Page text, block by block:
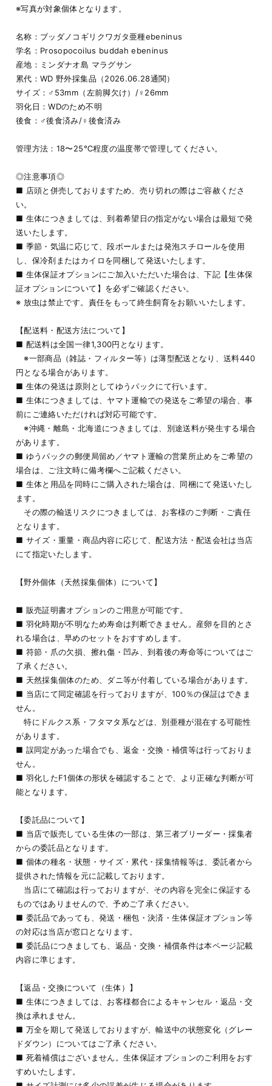
※写真が対象個体となります。
名称：ブッダノコギリクワガタ亜種ebeninus
学名：Prosopocoilus buddah ebeninus
産地：ミンダナオ島 マラグサン
累代：WD 野外採集品（2026.06.28通関）
サイズ：♂53mm（左前脚欠け）/♀26mm
羽化日：WDのため不明
後食：♂後食済み/♀後食済み
管理方法：18〜25℃程度の温度帯で管理してください。
◎注意事項◎
■ 店頭と併売しておりますため、売り切れの際はご容赦くださ
い。
■ 生体につきましては、到着希望日の指定がない場合は最短で発
送いたします。
■ 季節・気温に応じて、段ボールまたは発泡スチロールを使用
し、保冷剤またはカイロを同梱して発送いたします。
■ 生体保証オプションにご加入いただいた場合は、下記【生体保
証オプションについて】を必ずご確認ください。
※ 放虫は禁止です。責任をもって終生飼育をお願いいたします。
【配送料・配送方法について】
■ 配送料は全国一律1,300円となります。
※一部商品（雑誌・フィルター等）は薄型配送となり、送料440
円となる場合があります。
■ 生体の発送は原則としてゆうパックにて行います。
■ 生体につきましては、ヤマト運輸での発送をご希望の場合、事
前にご連絡いただければ対応可能です。
※沖縄・離島・北海道につきましては、別途送料が発生する場合
があります。
■ ゆうパックの郵便局留め／ヤマト運輸の営業所止めをご希望の
場合は、ご注文時に備考欄へご記載ください。
■ 生体と用品を同時にご購入された場合は、同梱にて発送いたし
ます。
その際の輸送リスクにつきましては、お客様のご判断・ご責任
となります。
■ サイズ・重量・商品内容に応じて、配送方法・配送会社は当店
にて指定いたします。
【野外個体（天然採集個体）について】
■ 販売証明書オプションのご用意が可能です。
■ 羽化時期が不明なため寿命は判断できません。産卵を目的とさ
れる場合は、早めのセットをおすすめします。
■ 符節・爪の欠損、擦れ傷・凹み、到着後の寿命等についてはご
了承ください。
■ 天然採集個体のため、ダニ等が付着している場合があります。
■ 当店にて同定確認を行っておりますが、100％の保証はできま
せん。
特にドルクス系・フタマタ系などは、別亜種が混在する可能性
があります。
■ 誤同定があった場合でも、返金・交換・補償等は行っておりま
せん。
■ 羽化したF1個体の形状を確認することで、より正確な判断が可
能となります。
【委託品について】
■ 当店で販売している生体の一部は、第三者ブリーダー・採集者
からの委託品となります。
■ 個体の種名・状態・サイズ・累代・採集情報等は、委託者から
提供された情報を元に記載しております。
当店にて確認は行っておりますが、その内容を完全に保証する
ものではありませんので、予めご了承ください。
■ 委託品であっても、発送・梱包・決済・生体保証オプション等
の対応は当店が窓口となります。
■ 委託品につきましても、返品・交換・補償条件は本ページ記載
内容に準じます。
【返品・交換について（生体）】
■ 生体につきましては、お客様都合によるキャンセル・返品・交
換は承れません。
■ 万全を期して発送しておりますが、輸送中の状態変化（グレー
ドダウン）についてはご了承ください。
■ 死着補償はございません。生体保証オプションのご利用をおす
すめいたします。